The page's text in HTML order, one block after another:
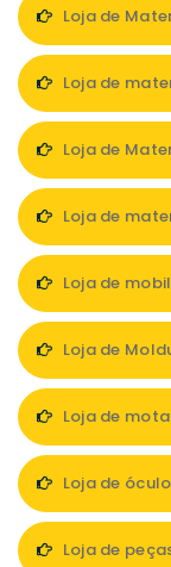
Loja de
Loja de
Loja de
Loja de
Loja de
Loja de
Loja de
Loja de
Loja de